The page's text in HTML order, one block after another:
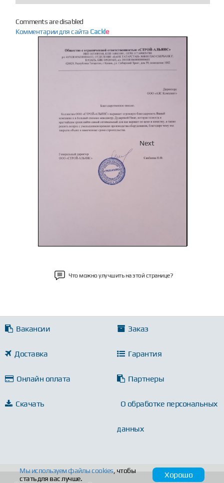
Comments are disabled
Комментарии для сайта Cackle
Next
Что можно улучшить на этой странице?
Вакансии Заказ
Доставка Гарантия
Онлайн оплата Партнеры
Скачать О обработке персональных
данных
Мы используем файлыcookies, чтобы
стать для вас лучше.
Хорошо